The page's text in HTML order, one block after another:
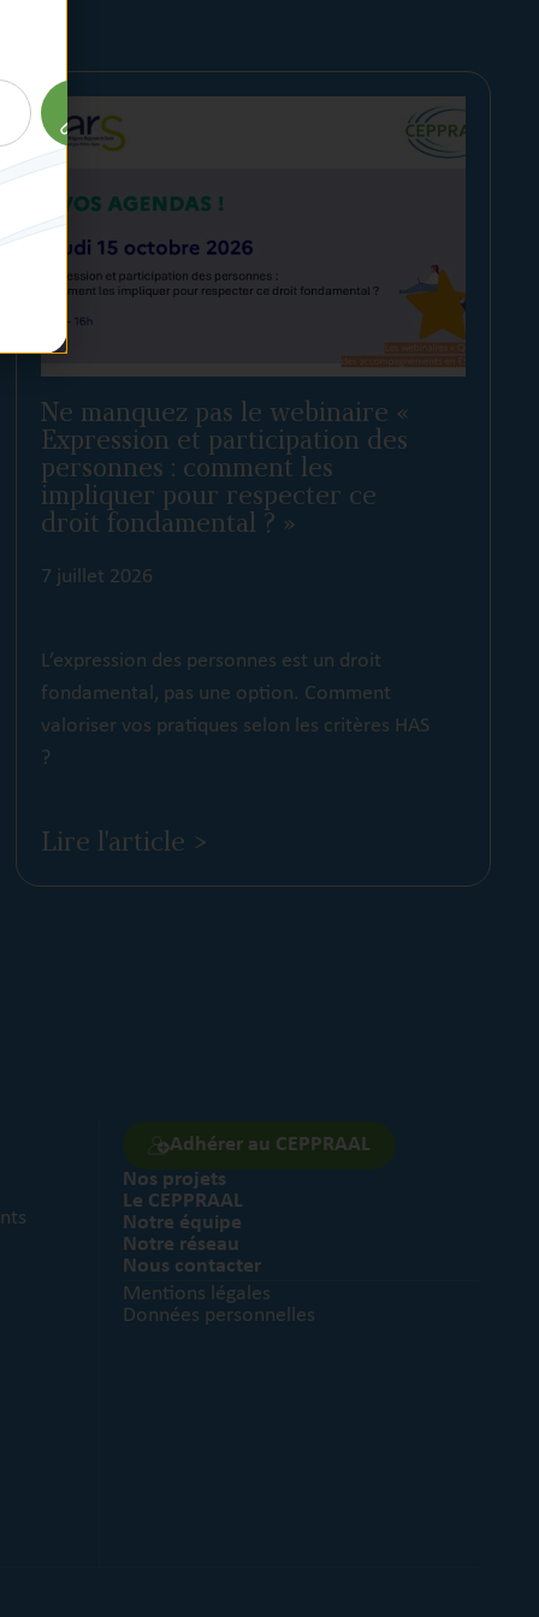
Ne manquez pas le webinaire «
Expression et participation des
personnes : comment les
impliquer pour respecter ce
droit fondamental ? »
7 juillet 2026
L’expression des personnes est un droit
fondamental, pas une option. Comment
valoriser vos pratiques selon les critères HAS
?
Lire l'article >
Adhérer au CEPPRAAL
Nos projets
Le CEPPRAAL
Notre équipe
Notre réseau
Nous contacter
Mentions légales
Données personnelles